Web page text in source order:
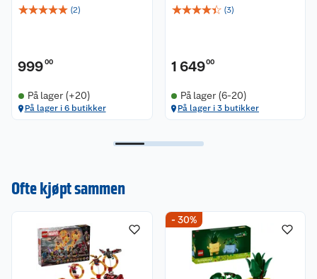
☆☆☆☆☆ (2)
99900
På lager (+20)
På lager i 6 butikker
☆☆☆☆☆ (3)
1 64900
På lager (6-20)
På lager i 3 butikker
Ofte kjøpt sammen
- 30%